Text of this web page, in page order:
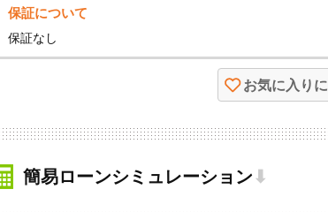
保証について
保証なし
お気に入りに
簡易ローンシミュレーション ⬇